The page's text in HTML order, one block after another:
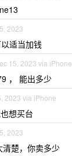
2023
适当加钱
15, 2023 via iPhone
， 能出多少
2023 via iPhone
想买台
2023
清楚，你卖多少